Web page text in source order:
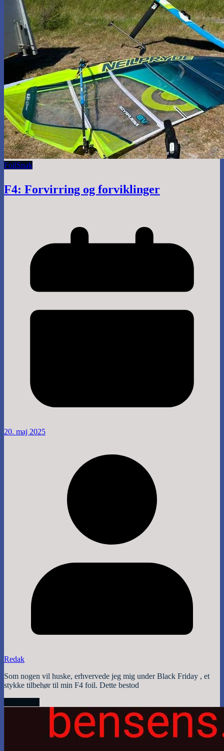
FoilSnak
F4: Forvirring og forviklinger
20. maj 2025
Redak
Som nogen vil huske, erhvervede jeg mig under Black Friday , et
stykke tilbehør til min F4 foil. Dette bestod